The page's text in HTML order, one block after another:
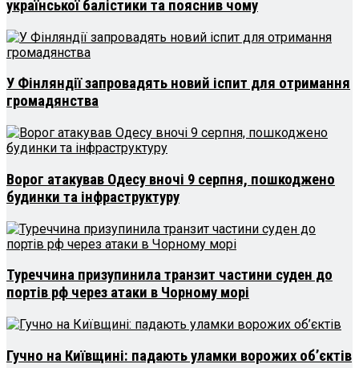
української балістики та пояснив чому
У Фінляндії запровадять новий іспит для отримання
громадянства
Ворог атакував Одесу вночі 9 серпня, пошкоджено
будинки та інфраструктуру
Туреччина призупинила транзит частини суден до
портів рф через атаки в Чорному морі
Гучно на Київщині: падають уламки ворожих об’єктів